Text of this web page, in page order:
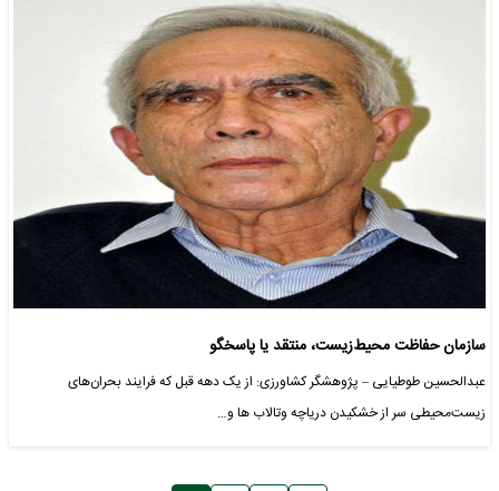
سازمان حفاظت محیط‌زیست، منتقد یا پاسخگو
عبدالحسین طوطیایی – پژوهشگر کشاورزی: از یک دهه قبل که فرایند بحران‌های
زیست‌محیطی سر از خشکیدن دریاچه وتالاب ها و…